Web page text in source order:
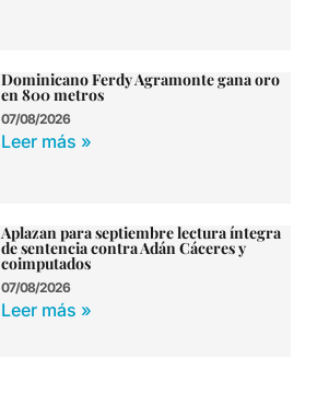
Dominicano Ferdy Agramonte gana oro
en 800 metros
07/08/2026
Leer más »
Aplazan para septiembre lectura íntegra
de sentencia contra Adán Cáceres y
coimputados
07/08/2026
Leer más »